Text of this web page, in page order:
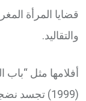
قضايا المرأة
والتقاليد.
(1999) تجسد